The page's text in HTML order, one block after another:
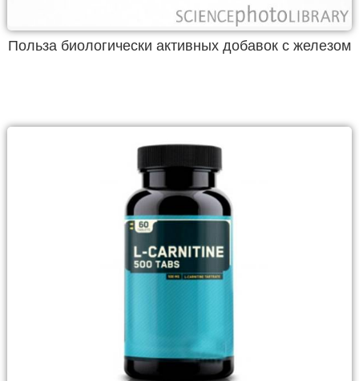
Польза биологически активных добавок с железом